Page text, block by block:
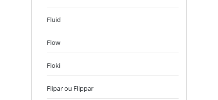
Fluid
Flow
Floki
Flipar ou Flippar